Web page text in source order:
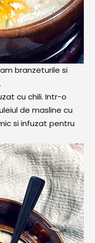
branzeturile si
cu chili. Intr-o
de masline cu
si infuzat pentru